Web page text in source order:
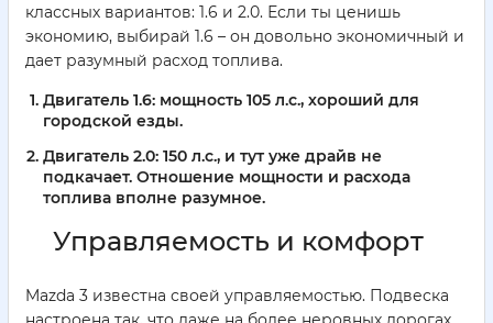
классных вариантов: 1.6 и 2.0. Если ты ценишь
экономию, выбирай 1.6 – он довольно экономичный и
дает разумный расход топлива.
Двигатель 1.6: мощность 105 л.с., хороший для
городской езды.
Двигатель 2.0: 150 л.с., и тут уже драйв не
подкачает. Отношение мощности и расхода
топлива вполне разумное.
Управляемость и комфорт
Mazda 3 известна своей управляемостью. Подвеска